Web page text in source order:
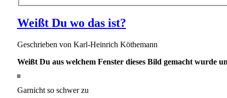
Weißt Du wo das ist?
Geschrieben von Karl-Heinrich Köthemann
Weißt Du aus welchem Fenster dieses Bild gemacht wurde
Garnicht so schwer zu